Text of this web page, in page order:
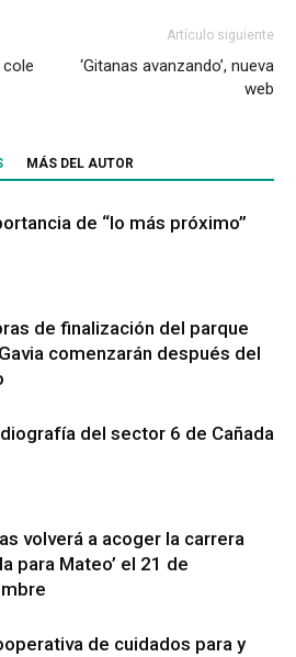
Artículo siguiente
‘Gitanas avanzando’, nueva
web
MÁS DEL AUTOR
de “lo más próximo”
de finalización del parque
comenzarán después del
del sector 6 de Cañada
volverá a acoger la carrera
para Mateo’ el 21 de
de cuidados para y